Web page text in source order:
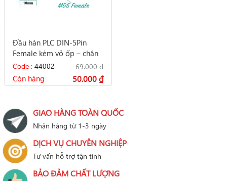
Đầu hàn PLC DIN-5Pin
Female kèm vỏ ốp – chân
cái loại 5Pin
69.000₫
50.000₫
Code :44002
Còn hàng
GIAO HÀNG TOÀN QUỐC
Nhận hàng từ 1-3 ngày
DỊCH VỤ CHUYÊN NGHIỆP
Tư vấn hỗ trợ tận tình
BẢO ĐẢM CHẤT LƯỢNG